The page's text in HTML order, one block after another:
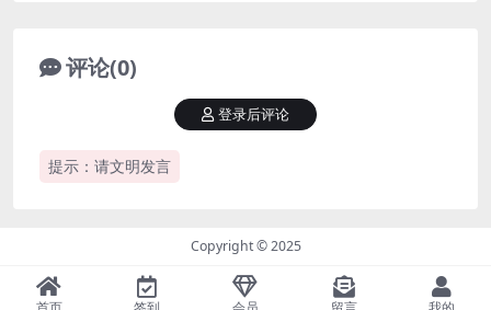
评论(0)
提示：请文明发言
登录后评论
Copyright © 2025